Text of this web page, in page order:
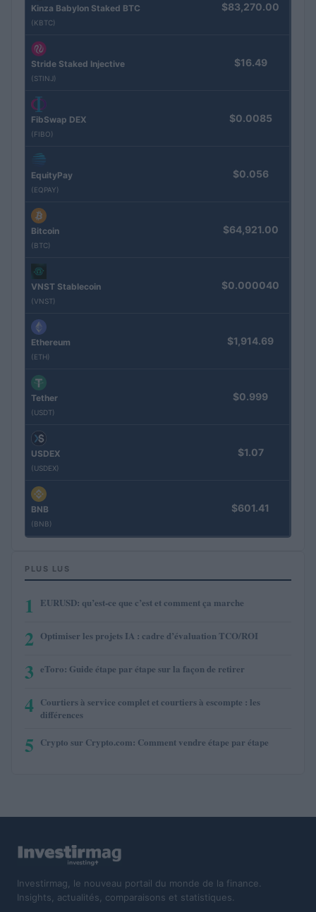
Kinza Babylon Staked BTC
(KBTC)
$83,270.00
Stride Staked Injective
(STINJ)
$16.49
FibSwap DEX
(FIBO)
$0.0085
EquityPay
(EQPAY)
$0.056
Bitcoin
(BTC)
$64,921.00
VNST Stablecoin
(VNST)
$0.000040
Ethereum
(ETH)
$1,914.69
Tether
(USDT)
$0.999
USDEX
(USDEX)
$1.07
BNB
(BNB)
$601.41
PLUS LUS
1 EURUSD: qu’est-ce que c’est et comment ça marche
2 Optimiser les projets IA : cadre d’évaluation TCO/ROI
3 eToro: Guide étape par étape sur la façon de retirer
4 Courtiers à service complet et courtiers à escompte : les
différences
5 Crypto sur Crypto.com: Comment vendre étape par étape
Investirmag, le nouveau portail du monde de la finance.
Insights, actualités, comparaisons et statistiques.